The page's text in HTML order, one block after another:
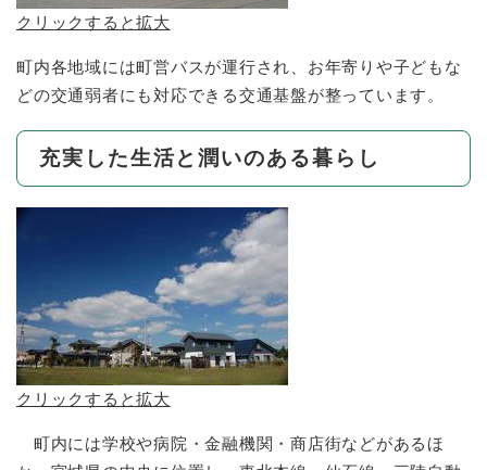
クリックすると拡大
町内各地域には町営バスが運行され、お年寄りや子どもな
どの交通弱者にも対応できる交通基盤が整っています。
充実した生活と潤いのある暮らし
クリックすると拡大
町内には学校や病院・金融機関・商店街などがあるほ